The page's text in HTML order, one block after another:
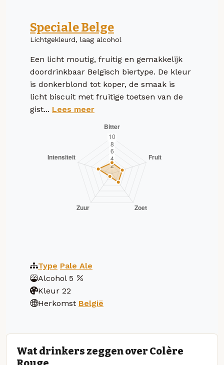
Speciale Belge
Lichtgekleurd, laag alcohol
Een licht moutig, fruitig en gemakkelijk
doordrinkbaar Belgisch biertype. De kleur
is donkerblond tot koper, de smaak is
licht biscuit met fruitige toetsen van de
gist... Lees meer
Type Pale Ale
Alcohol 5
Kleur 22
Herkomst België
Wat drinkers zeggen over Colère